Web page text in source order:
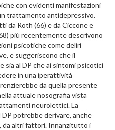
con evidenti manifestazioni
trattamento antidepressivo.
da Roth (66) e da Ciccone e
più recentemente descrivono
psicotiche come deliri
e suggeriscono che il
sia al DP che ai sintomi psicotici
in una iperattività
da quella presente
attuale nosografia vista
neurolettici. La
DP potrebbe derivare, anche
da altri fattori. Innanzitutto i